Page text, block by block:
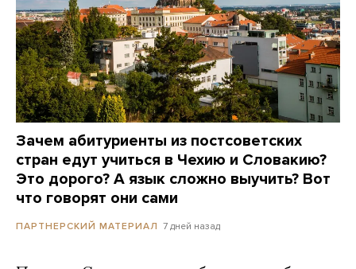
Зачем абитуриенты из постсоветских
стран едут учиться в Чехию и Словакию?
Это дорого? А язык сложно выучить? Вот
что говорят они сами
ПАРТНЕРСКИЙ МАТЕРИАЛ 7 дней назад